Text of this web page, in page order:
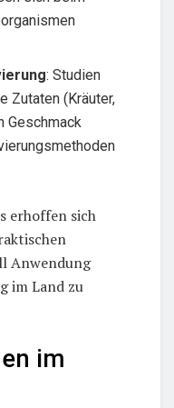
: Studien
Zutaten (Kräuter,
Geschmack
erhoffen sich
Anwendung
im Land zu
im